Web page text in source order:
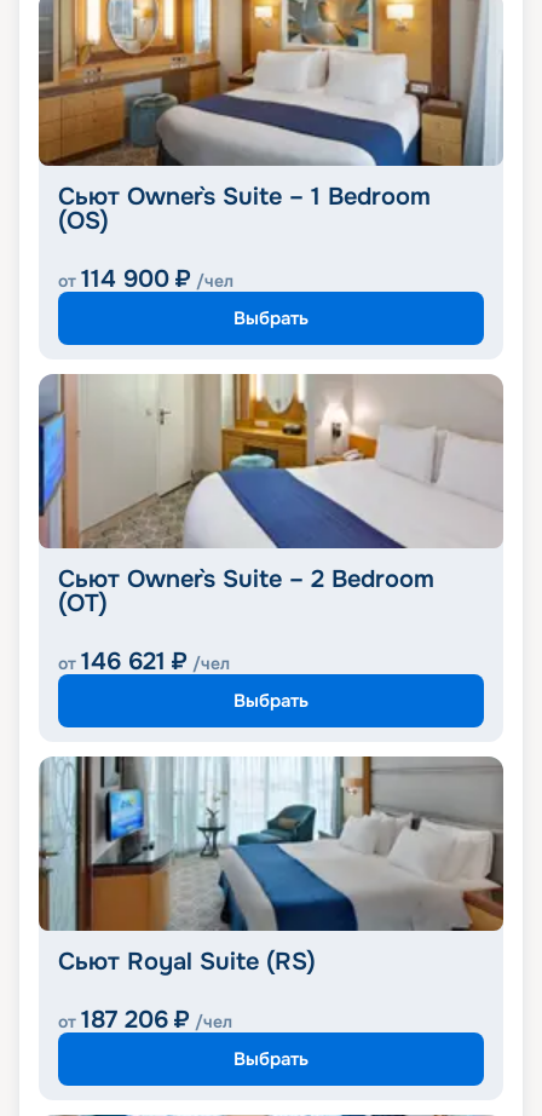
Сьют Owner`s Suite – 1 Bedroom
(OS)
от 114 900 ₽ /чел
Выбрать
Сьют Owner`s Suite – 2 Bedroom
(OT)
от 146 621 ₽ /чел
Выбрать
Сьют Royal Suite (RS)
от 187 206 ₽ /чел
Выбрать